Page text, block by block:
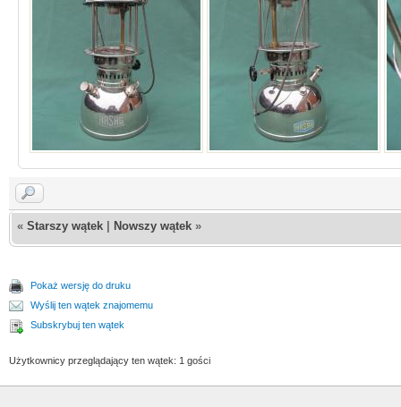
« Starszy wątek Nowszy wątek »
Pokaż wersję do druku
Wyślij ten wątek znajomemu
Subskrybuj ten wątek
Użytkownicy przeglądający ten wątek: 1 gości